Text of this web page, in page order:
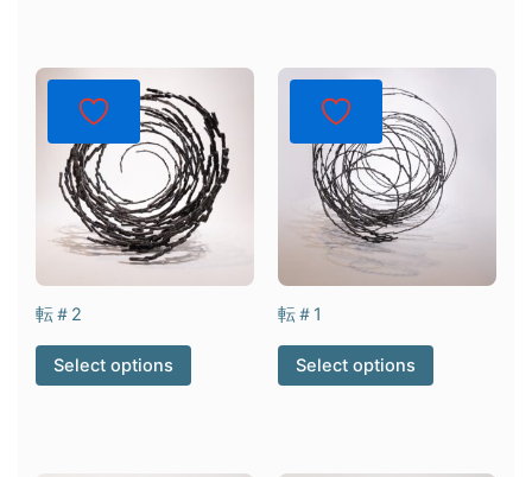
転＃2
Select options
転＃1
Select options